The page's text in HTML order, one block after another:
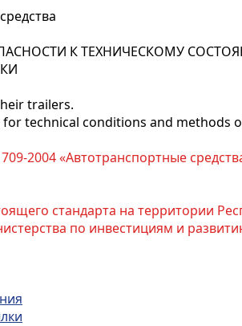
К ТЕХНИЧЕСКОМУ
trailers.
technical conditions and methods
2004 «Автотранспортные
стандарта на территории
по инвестициям и